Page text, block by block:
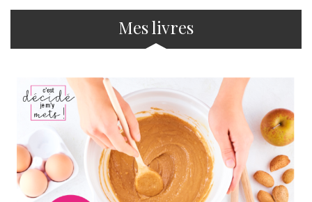
Mes livres